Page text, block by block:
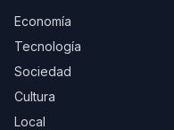
Economía
Tecnología
Sociedad
Cultura
Local